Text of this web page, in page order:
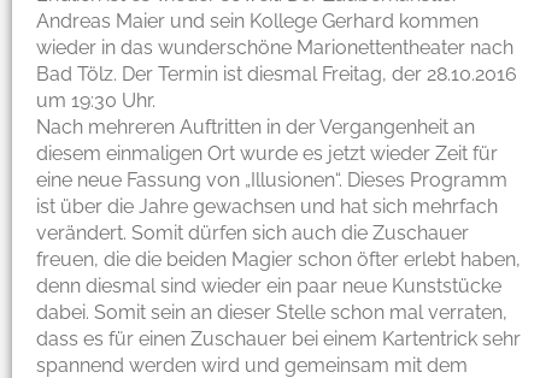
Andreas Maier und sein Kollege Gerhard kommen
wieder in das wunderschöne Marionettentheater nach
Bad Tölz. Der Termin ist diesmal Freitag, der 28.10.2016
um 19:30 Uhr.
Nach mehreren Auftritten in der Vergangenheit an
diesem einmaligen Ort wurde es jetzt wieder Zeit für
eine neue Fassung von „Illusionen“. Dieses Programm
ist über die Jahre gewachsen und hat sich mehrfach
verändert. Somit dürfen sich auch die Zuschauer
freuen, die die beiden Magier schon öfter erlebt haben,
denn diesmal sind wieder ein paar neue Kunststücke
dabei. Somit sein an dieser Stelle schon mal verraten,
dass es für einen Zuschauer bei einem Kartentrick sehr
spannend werden wird und gemeinsam mit dem